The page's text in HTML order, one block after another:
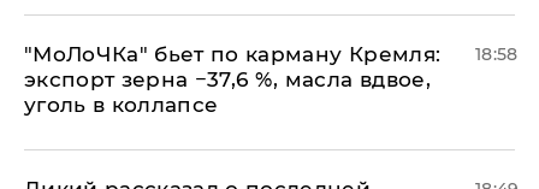
​"МоЛоЧКа" бьет по карману Кремля:
экспорт зерна −37,6 %, масла вдвое,
уголь в коллапсе
18:58